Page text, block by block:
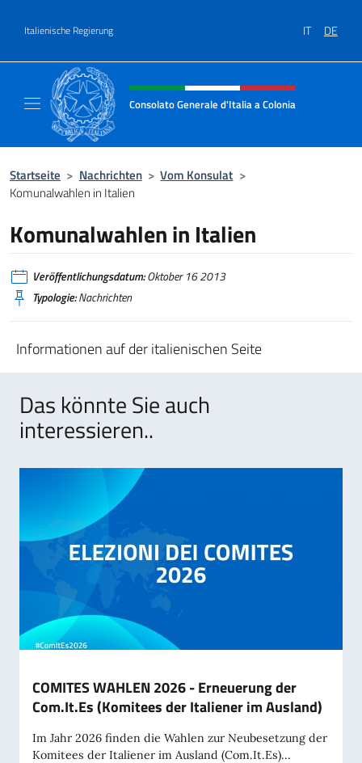
Italienische Regierung IT DE
Header-Site, Social und Menü
Consolato Generale d'Italia a Colonia
Startseite > Nachrichten > Vom Konsulat >
Komunalwahlen in Italien
Komunalwahlen in Italien
Veröffentlichungsdatum:Oktober 16 2013
Typologie:Nachrichten
Informationen auf der italienischen Seite
Das könnte Sie auch
interessieren..
COMITES WAHLEN 2026 - Erneuerung der
Com.It.Es (Komitees der Italiener im Ausland)
Im Jahr 2026 finden die Wahlen zur Neubesetzung der
Komitees der Italiener im Ausland (Com.It.Es)...